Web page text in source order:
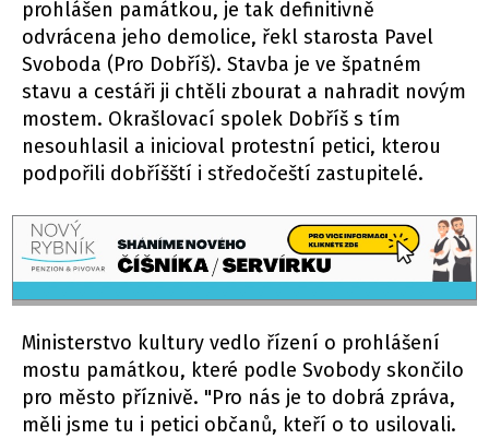
prohlášen památkou, je tak definitivně
odvrácena jeho demolice, řekl starosta Pavel
Svoboda (Pro Dobříš). Stavba je ve špatném
stavu a cestáři ji chtěli zbourat a nahradit novým
mostem. Okrašlovací spolek Dobříš s tím
nesouhlasil a inicioval protestní petici, kterou
podpořili dobříšští i středočeští zastupitelé.
Ministerstvo kultury vedlo řízení o prohlášení
mostu památkou, které podle Svobody skončilo
pro město příznivě. "Pro nás je to dobrá zpráva,
měli jsme tu i petici občanů, kteří o to usilovali.